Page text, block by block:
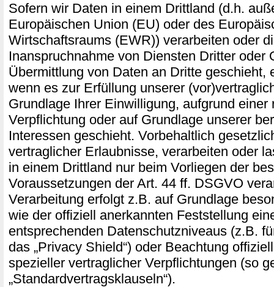
Sofern wir Daten in einem Drittland (d.h.
Europäischen Union (EU) oder des
Wirtschaftsraums (EWR)) verarbeiten oder
Inanspruchnahme von Diensten Dritter oder
Übermittlung von Daten an Dritte geschieht,
wenn es zur Erfüllung unserer
Grundlage Ihrer Einwilligung, aufgrund einer
Verpflichtung oder auf Grundlage unserer
Interessen geschieht. Vorbehaltlich
vertraglicher Erlaubnisse, verarbeiten oder
in einem Drittland nur beim Vorliegen der
Voraussetzungen der Art. 44 ff. DSGVO
Verarbeitung erfolgt z.B. auf Grundlage
wie der offiziell anerkannten Feststellung
entsprechenden Datenschutzniveaus (z.B.
das „Privacy Shield“) oder Beachtung
spezieller vertraglicher Verpflichtungen (so
„Standardvertragsklauseln“).